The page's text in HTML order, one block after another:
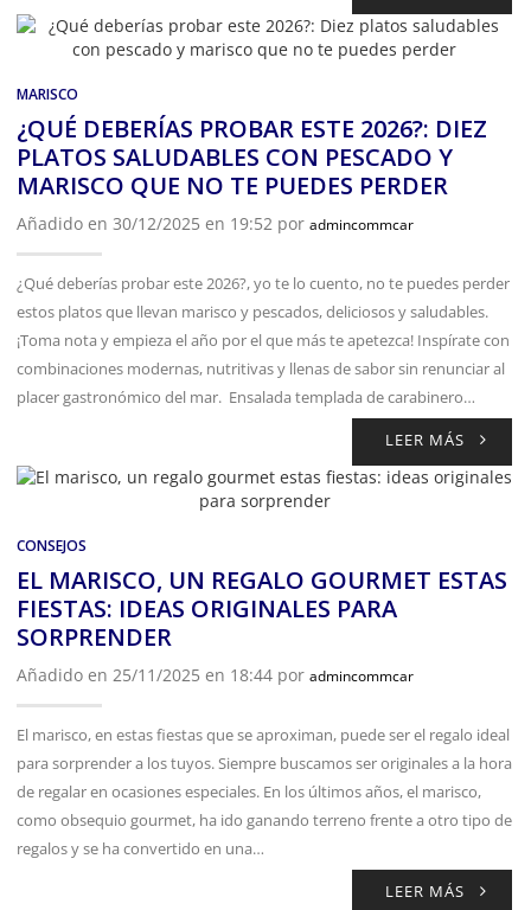
MARISCO
¿QUÉ DEBERÍAS PROBAR ESTE 2026?: DIEZ
PLATOS SALUDABLES CON PESCADO Y
MARISCO QUE NO TE PUEDES PERDER
Añadido en 30/12/2025 en 19:52 por admincommcar
¿Qué deberías probar este 2026?, yo te lo cuento, no te puedes perder
estos platos que llevan marisco y pescados, deliciosos y saludables.
¡Toma nota y empieza el año por el que más te apetezca! Inspírate con
combinaciones modernas, nutritivas y llenas de sabor sin renunciar al
placer gastronómico del mar. Ensalada templada de carabinero…
LEER MÁS
CONSEJOS
EL MARISCO, UN REGALO GOURMET ESTAS
FIESTAS: IDEAS ORIGINALES PARA
SORPRENDER
Añadido en 25/11/2025 en 18:44 por admincommcar
El marisco, en estas fiestas que se aproximan, puede ser el regalo ideal
para sorprender a los tuyos. Siempre buscamos ser originales a la hora
de regalar en ocasiones especiales. En los últimos años, el marisco,
como obsequio gourmet, ha ido ganando terreno frente a otro tipo de
regalos y se ha convertido en una…
LEER MÁS